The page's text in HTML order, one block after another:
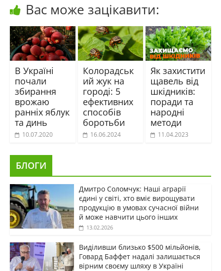
Вас може зацікавити:
В Україні
почали
збирання
врожаю
ранніх яблук
та динь
10.07.2020
Колорадськ
ий жук на
городі: 5
ефективних
способів
боротьби
16.06.2024
Як захистити
щавель від
шкідників:
поради та
народні
методи
11.04.2023
БЛОГИ
Дмитро Соломчук: Наші аграрії
єдині у світі, хто вміє вирощувати
продукцію в умовах сучасної війни
й може навчити цього інших
13.02.2026
Виділивши близько $500 мільйонів,
Говард Баффет надалі залишається
вірним своєму шляху в Україні